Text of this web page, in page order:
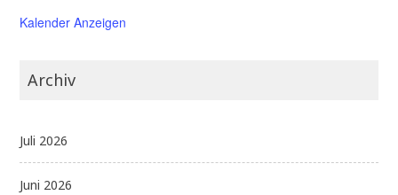
Kalender Anzeigen
Archiv
Juli 2026
Juni 2026